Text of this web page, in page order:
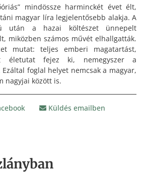
mindössze harminckét évet élt,
magyar líra legjelentősebb alakja. A
után a hazai költészet ünnepelt
miközben számos művét elhallgatták.
mutat: teljes emberi magatartást,
életutat fejez ki, nemegyszer a
foglal helyet nemcsak a magyar,
nagyjai között is.
Küldés emailben